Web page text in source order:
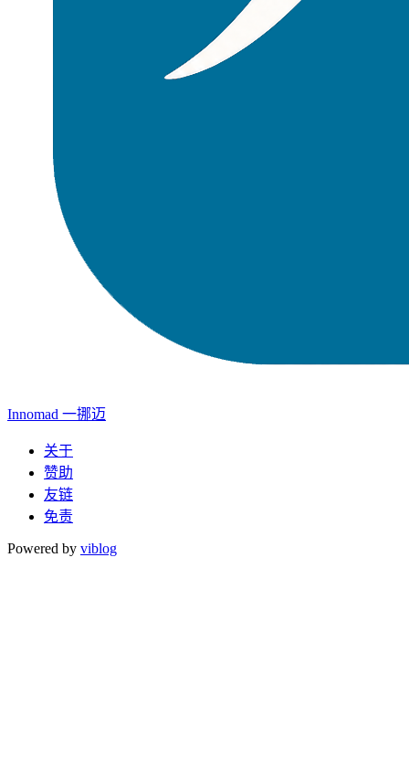
Innomad 一挪迈
关于
赞助
友链
免责
Powered by viblog